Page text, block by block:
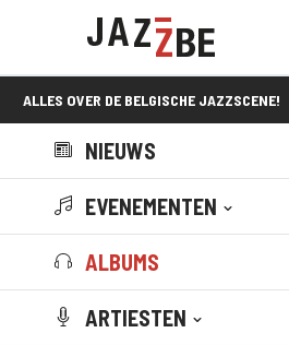
ALLES OVER DE BELGISCHE JAZZSCENE!
NIEUWS
EVENEMENTEN
ALBUMS
ARTIESTEN